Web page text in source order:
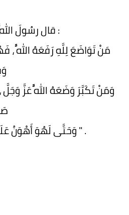
قال رسُولَ اللَّهِ صَلَّى اللَّهُ عَلَيْهِ وَسَلَّمَ :
وَمَنْ تَكَبَّرَ وَضَعَهُ اللَّهُ عَزَّ
وَحَتَّى لَهُوَ أَهْوَنُ عَلَيْهِمْ مِنْ كَلْبٍ أَوْ خِنْزِيرٍ " .